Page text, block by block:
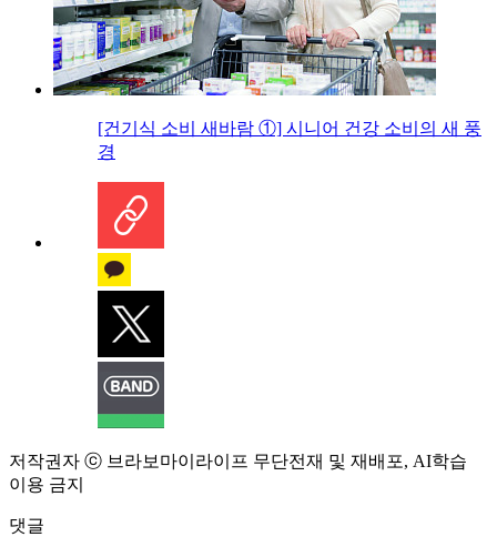
[건기식 소비 새바람 ①] 시니어 건강 소비의 새 풍
경
저작권자 ⓒ 브라보마이라이프 무단전재 및 재배포, AI학습
이용 금지
댓글